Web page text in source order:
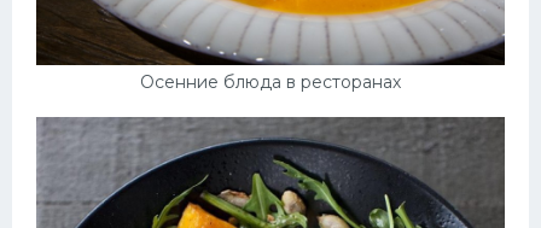
Осенние блюда в ресторанах